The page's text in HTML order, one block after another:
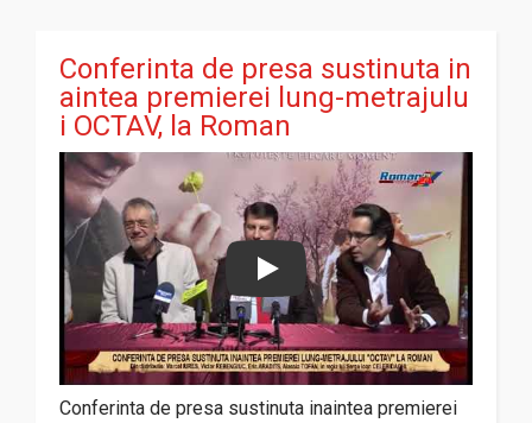
Conferinta de presa sustinuta in
aintea premierei lung-metrajulu
i OCTAV, la Roman
Play
Conferinta de presa sustinuta inaintea premierei